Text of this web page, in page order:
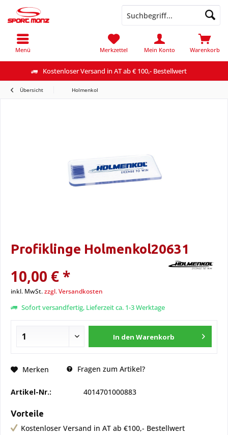
Kostenloser Versand in AT ab € 100,- Bestellwert
Menü Warenkorb
Merkzettel Mein Konto
Übersicht Holmenkol
Profiklinge Holmenkol20631
10,00 € *
inkl. MwSt.zzgl. Versandkosten
Sofort versandfertig, Lieferzeit ca. 1-3 Werktage
In den Warenkorb
Merken Fragen zum Artikel?
Artikel-Nr.: 4014701000883
Vorteile
Kostenloser Versand in AT ab €100,- Bestellwert